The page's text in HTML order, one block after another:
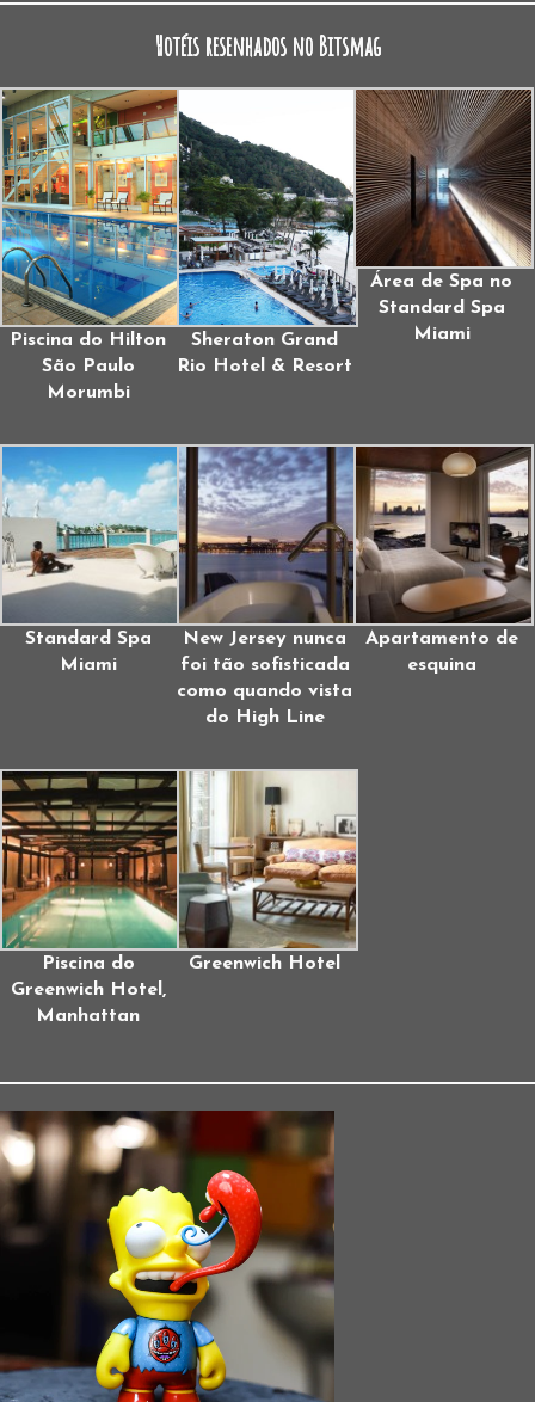
Hotéis resenhados no Bitsmag
Piscina do Hilton
São Paulo
Morumbi
Sheraton Grand
Rio Hotel & Resort
Área de Spa no
Standard Spa
Miami
Standard Spa
Miami
New Jersey nunca
foi tão sofisticada
como quando vista
do High Line
Apartamento de
esquina
Piscina do
Greenwich Hotel,
Manhattan
Greenwich Hotel